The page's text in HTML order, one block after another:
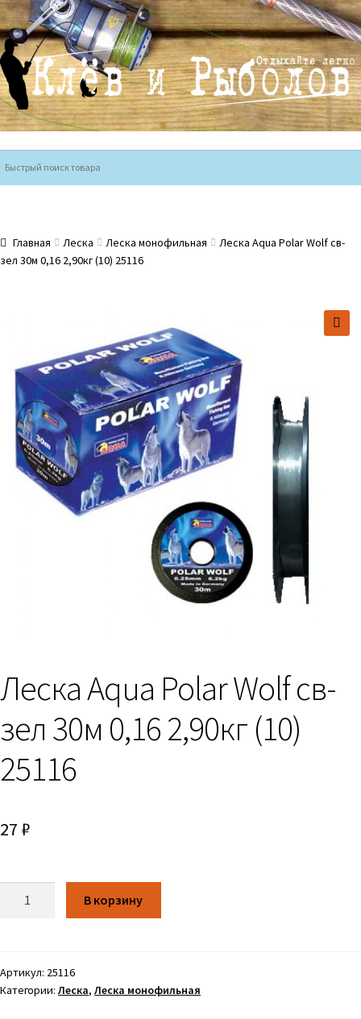
Перейти
к
навигации
Перейти
к
содержимому
Главная Леска Леска монофильная
Леска Aqua Polar Wolf св-
зел 30м 0,16 2,90кг (10) 25116
Леска Aqua Polar Wolf св-
зел 30м 0,16 2,90кг (10)
25116
27 ₽
В корзину
Артикул: 25116
Категории:Леска,Леска монофильная